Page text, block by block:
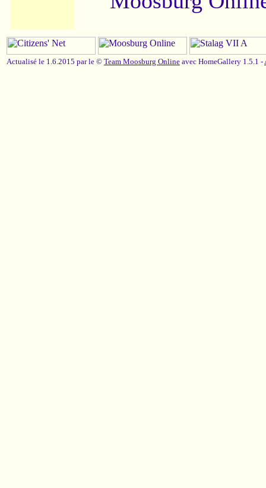
Actualisé le 1.6.2015 par le © Team Moosburg Online avec HomeGallery 1.5.1 -